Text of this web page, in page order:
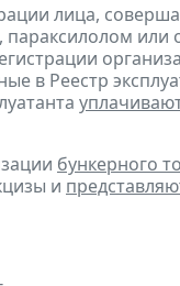
лица,
или
в Реестр
бункерного
и